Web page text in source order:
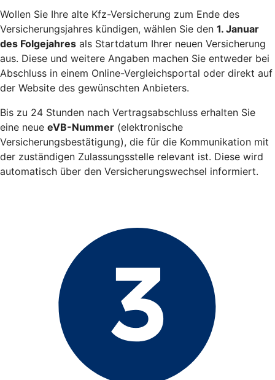
Wollen Sie Ihre alte Kfz-Versicherung zum Ende des
Versicherungsjahres kündigen, wählen Sie den 1. Januar
des Folgejahres als Startdatum Ihrer neuen Versicherung
aus. Diese und weitere Angaben machen Sie entweder bei
Abschluss in einem Online-Vergleichsportal oder direkt auf
der Website des gewünschten Anbieters.
Bis zu 24 Stunden nach Vertragsabschluss erhalten Sie
eine neue eVB-Nummer (elektronische
Versicherungsbestätigung), die für die Kommunikation mit
der zuständigen Zulassungsstelle relevant ist. Diese wird
automatisch über den Versicherungswechsel informiert.